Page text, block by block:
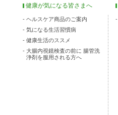
健康が気になる皆さまへ
ヘルスケア商品のご案内
気になる生活習慣病
健康生活のススメ
大腸内視鏡検査の前に 腸管洗
浄剤を服用される方へ